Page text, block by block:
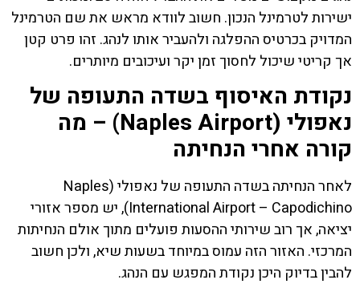
ישירות לטרמינל הנכון. חשוב לוודא מראש את שם הטרמינל
המדויק בכרטיס ההפלגה ולהעביר אותו לנהג. זהו פרט קטן
אך קריטי שיכול לחסוך זמן יקר ועיכובים מיותרים.
נקודת האיסוף בשדה התעופה של
נאפולי (Naples Airport) – מה
קורה אחרי הנחיתה
לאחר הנחיתה בשדה התעופה של נאפולי (Naples
International Airport – Capodichino), יש מספר אזורי
יציאה, אך רוב שירותי ההסעות פועלים מתוך אולם הנחיתות
המרכזי. האזור הזה עמוס במיוחד בשעות שיא, ולכן חשוב
להבין בדיוק היכן נקודת המפגש עם הנהג.